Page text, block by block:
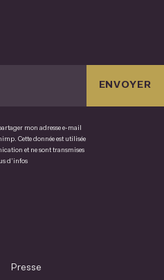
mon adresse e-mail
Cette donnée est utilisée
et ne sont transmises
d’infos
ENVOYER
Presse